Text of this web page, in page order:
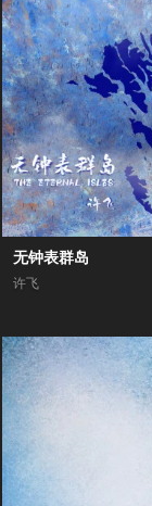
无钟表群岛
许飞